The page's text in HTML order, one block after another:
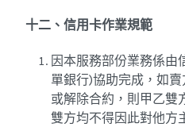
十二、信用卡作業規範
因本服務部份業務係由
單銀行)協助完成，如
或解除合約，則甲乙雙
雙方均不得因此對他方